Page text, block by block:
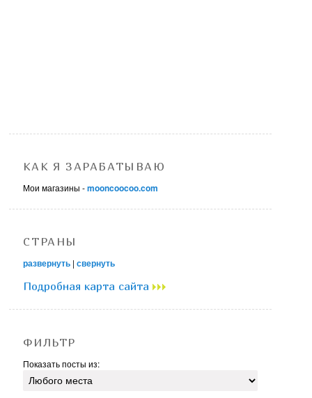
КАК Я ЗАРАБАТЫВАЮ
Мои магазины -mooncoocoo.com
СТРАНЫ
развернуть |свернуть
Подробная карта сайта
ФИЛЬТР
Показать посты из: